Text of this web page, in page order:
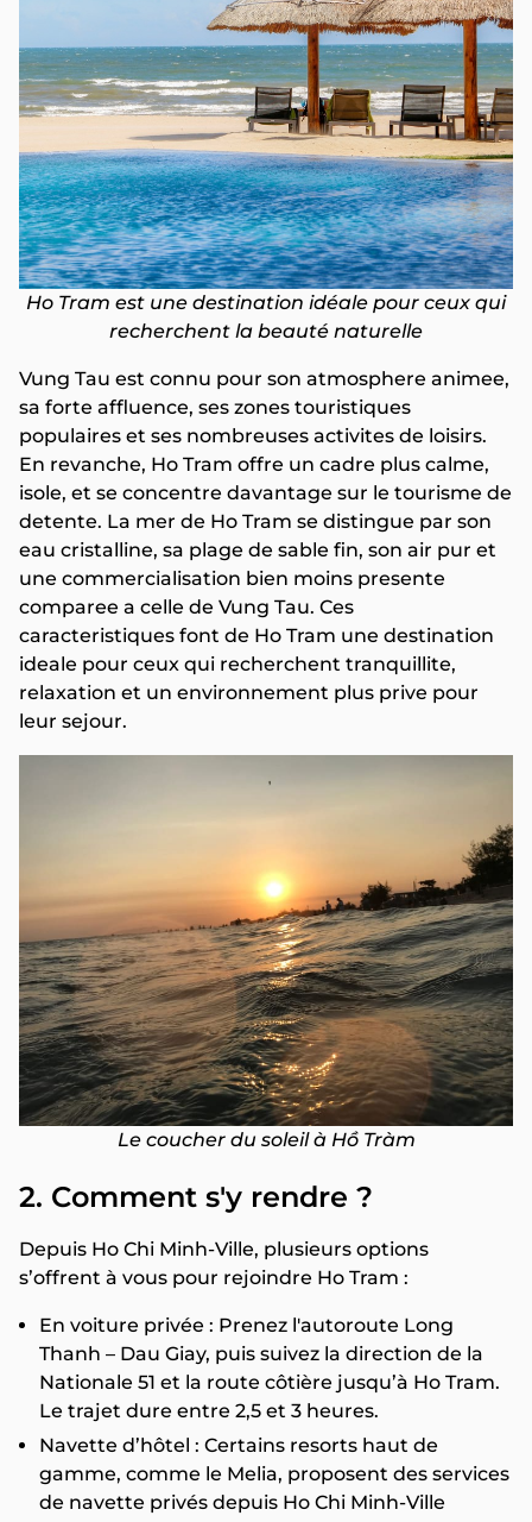
Ho Tram est une destination idéale pour ceux qui
recherchent la beauté naturelle
Vung Tau est connu pour son atmosphere animee,
sa forte affluence, ses zones touristiques
populaires et ses nombreuses activites de loisirs.
En revanche, Ho Tram offre un cadre plus calme,
isole, et se concentre davantage sur le tourisme de
detente. La mer de Ho Tram se distingue par son
eau cristalline, sa plage de sable fin, son air pur et
une commercialisation bien moins presente
comparee a celle de Vung Tau. Ces
caracteristiques font de Ho Tram une destination
ideale pour ceux qui recherchent tranquillite,
relaxation et un environnement plus prive pour
leur sejour.
Le coucher du soleil à Hồ Tràm
2. Comment s'y rendre ?
Depuis Ho Chi Minh-Ville, plusieurs options
s’offrent à vous pour rejoindre Ho Tram :
En voiture privée : Prenez l'autoroute Long
Thanh – Dau Giay, puis suivez la direction de la
Nationale 51 et la route côtière jusqu’à Ho Tram.
Le trajet dure entre 2,5 et 3 heures.
Navette d’hôtel : Certains resorts haut de
gamme, comme le Melia, proposent des services
de navette privés depuis Ho Chi Minh-Ville